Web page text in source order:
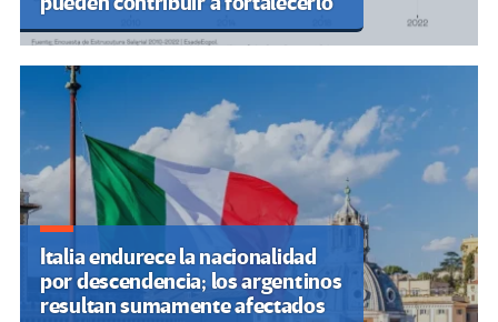
Italia endurece la nacionalidad
por descendencia; los argentinos
resultan sumamente afectados